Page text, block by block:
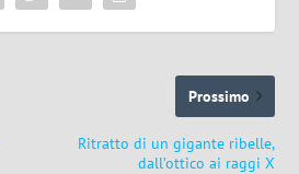
Prossimo
Ritratto di un gigante ribelle,
dall’ottico ai raggi X